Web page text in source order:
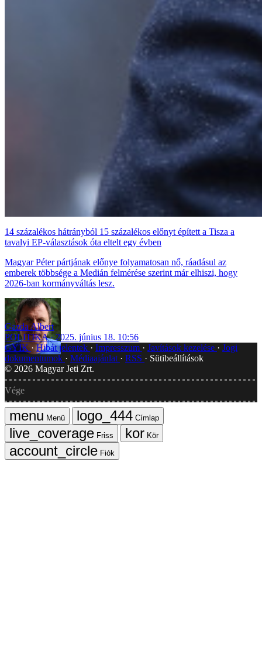
14 százalékos hátrányból 15 százalékos előnyt épített a Tisza a
tavalyi EP-választások óta eltelt egy évben
Magyar Péter pártjának előnye folyamatosan nő, ráadásul az
emberek többsége a Medián felmérése szerint már elhiszi, hogy
2026-ban kormányváltás lesz.
Gazda Albert
POLITIKA
2025. június 18. 10:56
GYIK
Hibát jelentek Impresszum Javítások kezelése
Jogi
dokumentumok
Médiaajánlat RSS
Sütibeállítások
© 2026 Magyar Jeti Zrt.
Vége
Menü
Címlap
Friss
Kör
Fiók